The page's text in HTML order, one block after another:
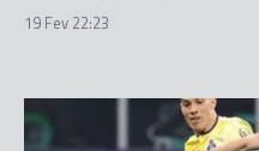
19 Fev 22:23